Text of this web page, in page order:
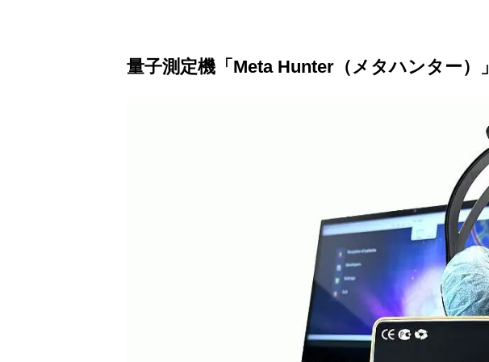
量子測定機「Meta Hunter（メタハンター）」